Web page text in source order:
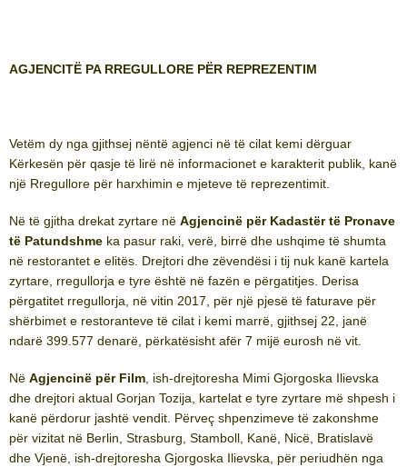
AGJENCITË PA RREGULLORE PËR REPREZENTIM
Vetëm dy nga gjithsej nëntë agjenci në të cilat kemi dërguar
Kërkesën për qasje të lirë në informacionet e karakterit publik, kanë
një Rregullore për harxhimin e mjeteve të reprezentimit.
Në të gjitha drekat zyrtare në Agjencinë për Kadastër të Pronave
të Patundshme ka pasur raki, verë, birrë dhe ushqime të shumta
në restorantet e elitës. Drejtori dhe zëvendësi i tij nuk kanë kartela
zyrtare, rregullorja e tyre është në fazën e përgatitjes. Derisa
përgatitet rregullorja, në vitin 2017, për një pjesë të faturave për
shërbimet e restoranteve të cilat i kemi marrë, gjithsej 22, janë
ndarë 399.577 denarë, përkatësisht afër 7 mijë eurosh në vit.
Në Agjencinë për Film, ish-drejtoresha Mimi Gjorgoska Ilievska
dhe drejtori aktual Gorjan Tozija, kartelat e tyre zyrtare më shpesh i
kanë përdorur jashtë vendit. Përveç shpenzimeve të zakonshme
për vizitat në Berlin, Strasburg, Stamboll, Kanë, Nicë, Bratislavë
dhe Vjenë, ish-drejtoresha Gjorgoska Ilievska, për periudhën nga